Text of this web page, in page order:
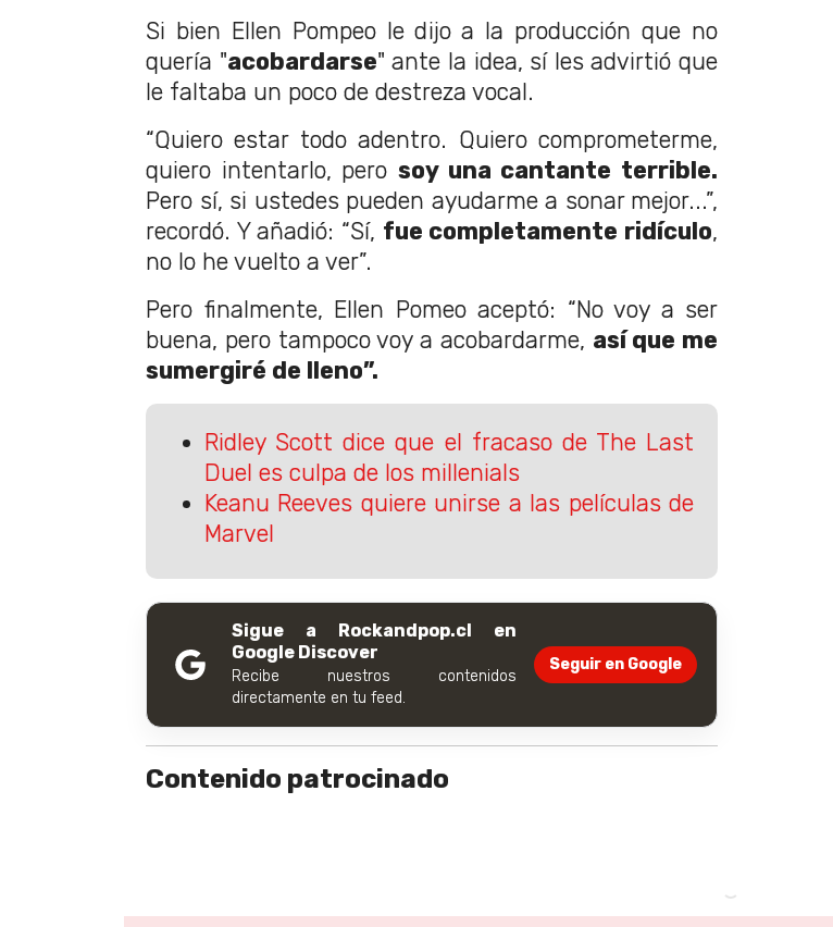
Si bien Ellen Pompeo le dijo a la producción que no
quería "acobardarse" ante la idea, sí les advirtió que
le faltaba un poco de destreza vocal.
“Quiero estar todo adentro. Quiero comprometerme,
quiero intentarlo, pero soy una cantante terrible.
Pero sí, si ustedes pueden ayudarme a sonar mejor...”,
recordó. Y añadió: “Sí, fue completamente ridículo,
no lo he vuelto a ver”.
Pero finalmente, Ellen Pomeo aceptó: “No voy a ser
buena, pero tampoco voy a acobardarme, así que me
sumergiré de lleno”.
Ridley Scott dice que el fracaso de The Last
Duel es culpa de los millenials
Keanu Reeves quiere unirse a las películas de
Marvel
Sigue a Rockandpop.cl en
Google Discover
Recibe nuestros contenidos
directamente en tu feed.
Seguir en Google
Contenido patrocinado